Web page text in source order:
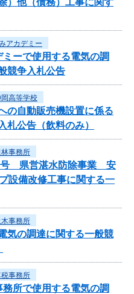
アカデミー
ーで使用する電気の調
競争入札公告
高等学校
の自動販売機設置に係る
札公告（飲料のみ）
事務所
号 県営湛水防除事業 安
設備改修工事に関する一
事務所
気の調達に関する一般競
事務所
所で使用する電気の調